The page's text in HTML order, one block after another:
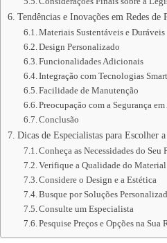
Tendências e Inovações em Redes de
Materiais Sustentáveis e Duráveis
Design Personalizado
Funcionalidades Adicionais
Integração com Tecnologias Smart
Facilidade de Manutenção
Preocupação com a Segurança
Conclusão
Dicas de Especialistas para Escolher
Conheça as Necessidades do Seu
Verifique a Qualidade do Material
Considere o Design e a Estética
Busque por Soluções
Consulte um Especialista
Pesquise Preços e Opções na Sua